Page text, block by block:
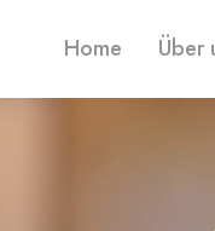
Home Über